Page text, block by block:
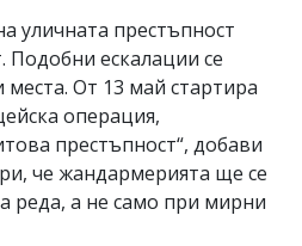
уличната престъпност
ескалации се
От 13 май стартира
операция,
престъпност“, добави
че жандармерията ще се
реда, а не само при мирни